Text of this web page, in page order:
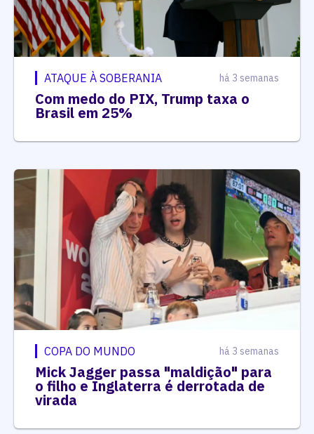
ATAQUE À SOBERANIA há 3 semanas
Com medo do PIX, Trump taxa o
Brasil em 25%
COPA DO MUNDO há 3 semanas
Mick Jagger passa "maldição" para
o filho e Inglaterra é derrotada de
virada